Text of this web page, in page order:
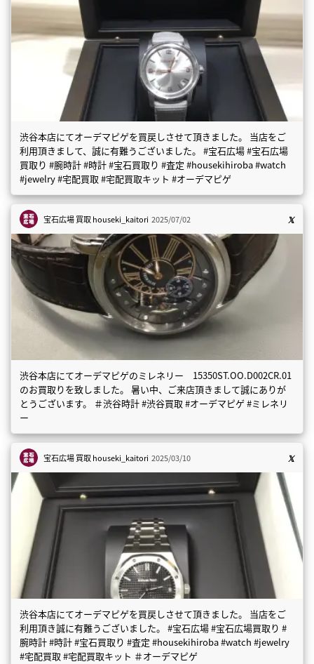
渋谷本店にてオーデマピゲを買戻しさせて頂きました。 当店をご
利用頂きまして、誠に有難うございました。 #宝石広場 #宝石広場
買取り #腕時計 #時計 #宝石買取り #査定 #housekihiroba #watch
#jewelry #宅配買取 #宅配買取キット #オーデマピゲ
宝石広場 買取houseki_kaitori 2025/07/02
渋谷本店にてオーデマピゲのミレネリー 15350ST.OO.D002CR.01
のお買取りを致しました。 暑い中、ご来店頂きまして誠にありが
とうございます。 ＃渋谷時計 #渋谷買取 #オーデマピゲ #ミレネリ
ー
宝石広場 買取houseki_kaitori 2025/03/10
渋谷本店にてオーデマピゲを買戻しさせて頂きました。 当店をご
利用頂き誠に有難うございました。 #宝石広場 #宝石広場買取り #
腕時計 #時計 #宝石買取り #査定 #housekihiroba #watch #jewelry
#宅配買取 #宅配買取キット ＃オーデマピゲ